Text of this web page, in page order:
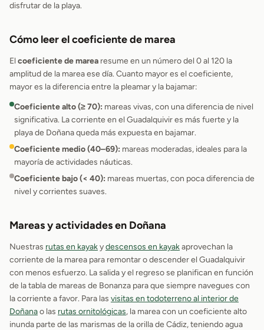
disfrutar de la playa.
Cómo leer el coeficiente de marea
El coeficiente de marea resume en un número del 0 al 120 la
amplitud de la marea ese día. Cuanto mayor es el coeficiente,
mayor es la diferencia entre la pleamar y la bajamar:
Coeficiente alto (≥ 70): mareas vivas, con una diferencia de nivel
significativa. La corriente en el Guadalquivir es más fuerte y la
playa de Doñana queda más expuesta en bajamar.
Coeficiente medio (40–69): mareas moderadas, ideales para la
mayoría de actividades náuticas.
Coeficiente bajo (< 40): mareas muertas, con poca diferencia de
nivel y corrientes suaves.
Mareas y actividades en Doñana
Nuestras rutas en kayakydescensos en kayakaprovechan la
corriente de la marea para remontar o descender el Guadalquivir
con menos esfuerzo. La salida y el regreso se planifican en función
de la tabla de mareas de Bonanza para que siempre navegues con
la corriente a favor. Para las visitas en todoterreno al interior de
Doñanao las rutas ornitológicas, la marea con un coeficiente alto
inunda parte de las marismas de la orilla de Cádiz, teniendo agua